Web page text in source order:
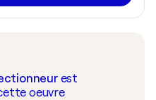
est
oeuvre